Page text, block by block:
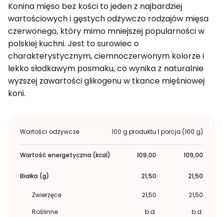
Konina mięso bez kości to jeden z najbardziej
wartościowych i gęstych odżywczo rodzajów mięsa
czerwonego, który mimo mniejszej popularności w
polskiej kuchni. Jest to surowiec o
charakterystycznym, ciemnoczerwonym kolorze i
lekko słodkawym posmaku, co wynika z naturalnie
wyższej zawartości glikogenu w tkance mięśniowej
koni.
Wartości odżywcze 100 g produktu1 porcja (100 g)
Wartość energetyczna (kcal) 109,00 109,00
Białka (g) 21,50 21,50
Zwierzęce 21,50
21,50
Roślinne
b.d. b.d.